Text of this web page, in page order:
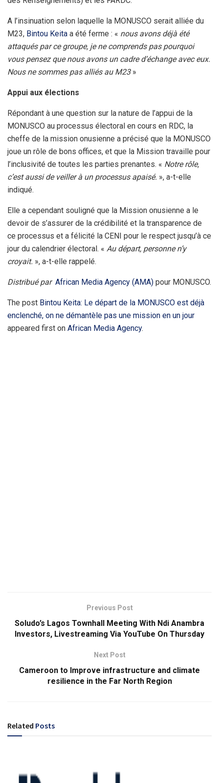
A l’insinuation selon laquelle la MONUSCO serait alliée du
M23, Bintou Keita a été ferme : « nous avons déjà été
attaqués par ce groupe, je ne comprends pas pourquoi
vous pensez que nous avons un cadre d’échange avec eux.
Nous ne sommes pas alliés au M23»
Appui aux élections
Répondant à une question sur la nature de l’appui de la
MONUSCO au processus électoral en cours en RDC, la
cheffe de la mission onusienne a précisé que la MONUSCO
joue un rôle de bons offices, et que la Mission travaille pour
l’inclusivité de toutes les parties prenantes. « Notre rôle,
c’est aussi de veiller à un processus apaisé. », a-t-elle
indiqué.
Elle a cependant souligné que la Mission onusienne a le
devoir de s’assurer de la crédibilité et la transparence de
ce processus et a félicité la CENI pour le respect jusqu’à ce
jour du calendrier électoral. « Au départ, personne n’y
croyait. », a-t-elle rappelé.
Distribué par African Media Agency (AMA) pour MONUSCO.
The post Bintou Keita: Le départ de la MONUSCO est déjà
enclenché, on ne démantèle pas une mission en un jour
appeared first on African Media Agency.
Previous Post
Soludo’s Lagos Townhall Meeting With Ndi Anambra
Investors, Livestreaming Via YouTube On Thursday
Next Post
Cameroon to Improve infrastructure and climate
resilience in the Far North Region
Related Posts